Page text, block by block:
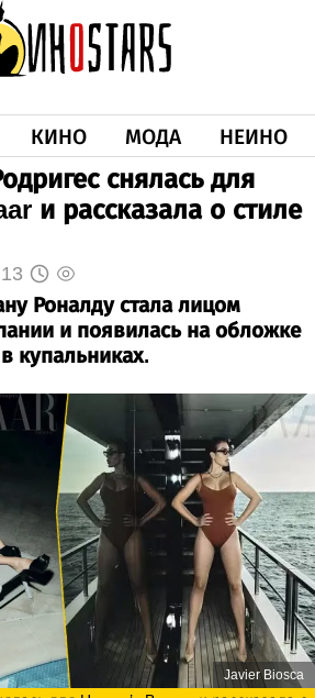
КИНО МОДА НЕИНО
ИСКУССТВО
ДРУГОЕ
снялась для
и рассказала о стиле
Роналду стала лицом
и появилась на обложке
купальниках.
Javier Biosca